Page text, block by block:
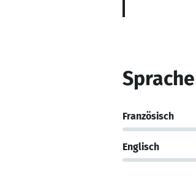
Französisch
Englisch